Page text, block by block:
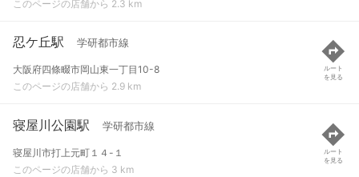
このページの店舗から 2.3 km
忍ケ丘駅 学研都市線
大阪府四條畷市岡山東一丁目10-8
このページの店舗から 2.9 km
ルート
を見る
寝屋川公園駅 学研都市線
寝屋川市打上元町１４-１
このページの店舗から 3 km
ルート
を見る